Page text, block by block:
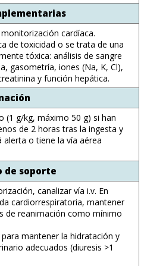
monitorización cardíaca.
de toxicidad o se trata de una
tóxica: análisis de sangre
gasometría, iones (Na, K, Cl),
y función hepática.
(1 g/kg, máximo 50 g) si han
de 2 horas tras la ingesta y
alerta o tiene la vía aérea
de soporte
canalizar vía i.v. En
cardiorrespiratoria, mantener
de reanimación como mínimo
mantener la hidratación y
adecuados (diuresis >1